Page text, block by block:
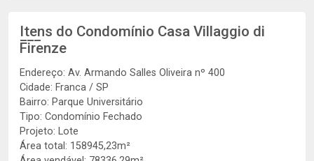
Itens do Condomínio Casa Villaggio di
Firenze
Endereço: Av. Armando Salles Oliveira nº 400
Cidade: Franca / SP
Bairro: Parque Universitário
Tipo: Condomínio Fechado
Projeto: Lote
Área total: 158945,23m²